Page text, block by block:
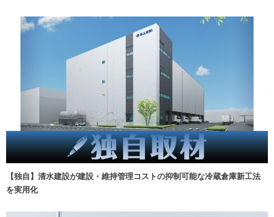
【独自】清水建設が建設・維持管理コストの抑制可能な冷蔵倉庫新工法
を実用化